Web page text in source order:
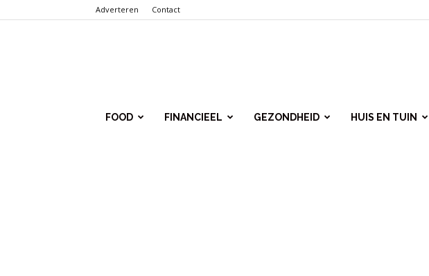
Adverteren Contact
FOOD FINANCIEEL GEZONDHEID HUIS EN TUIN